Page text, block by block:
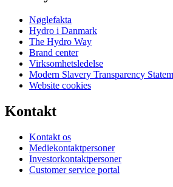
Nøglefakta
Hydro i Danmark
The Hydro Way
Brand center
Virksomhetsledelse
Modern Slavery Transparency
Website cookies
Kontakt
Kontakt os
Mediekontaktpersoner
Investorkontaktpersoner
Customer service portal